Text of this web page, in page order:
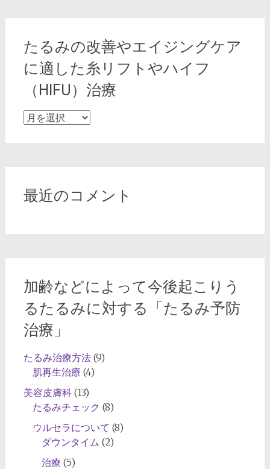
たるみの改善やエイジングケア
に適した糸リフトやハイフ
（HIFU）治療
た
善
や
グ
ケ
ア
適
た
リ
最近のコメント
加齢などによって今後起こりう
るたるみに対する「たるみ予防
治療」
たるみ治療方法(9)
肌再生治療 (4)
美容皮膚科(13)
たるみチェック (8)
ウルセラについて (8)
ダウンタイム (2)
治療 (5)